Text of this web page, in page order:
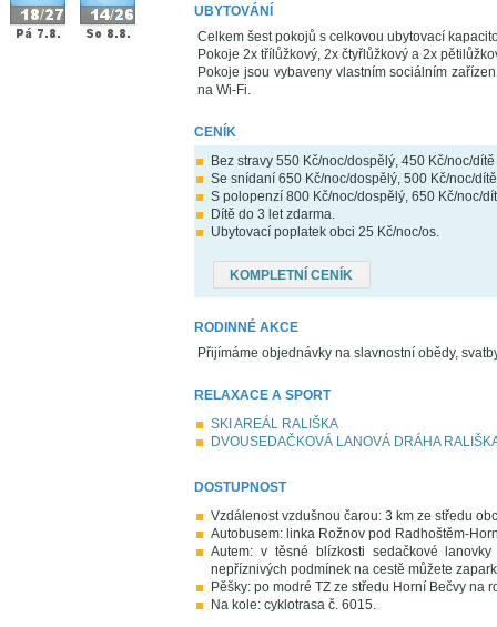
UBYTOVÁNÍ
Celkem šest pokojů s celkovou ubytovací
Pokoje 2x třílůžkový, 2x čtyřlůžkový a 2x
Pokoje jsou vybaveny vlastním sociálním
na Wi-Fi.
CENÍK
Bez stravy 550 Kč/noc/dospělý, 450 Kč/noc/
Se snídaní 650 Kč/noc/dospělý, 500 Kč/noc/
S polopenzí 800 Kč/noc/dospělý, 650 Kč/noc/
Dítě do 3 let zdarma.
Ubytovací poplatek obci 25 Kč/noc/os.
KOMPLETNÍ CENÍK
RODINNÉ AKCE
Přijímáme objednávky na slavnostní obědy,
RELAXACE A SPORT
SKI AREÁL RALIŠKA
DVOUSEDAČKOVÁ LANOVÁ DRÁHA
DOSTUPNOST
Vzdálenost vzdušnou čarou: 3 km ze středu
Autobusem: linka Rožnov pod Radhoštěm-
Autem: v těsné blízkosti sedačkové
nepříznivých podmínek na cestě můžete
Pěšky: po modré TZ ze středu Horní Bečvy na
Na kole: cyklotrasa č. 6015.